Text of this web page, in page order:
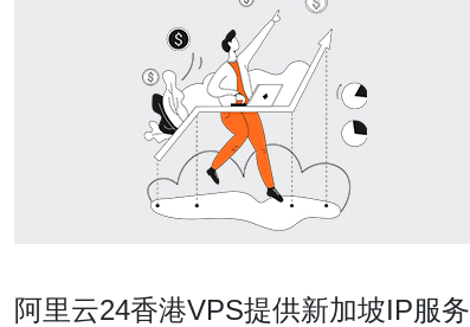
阿里云24香港VPS提供新加坡IP服务